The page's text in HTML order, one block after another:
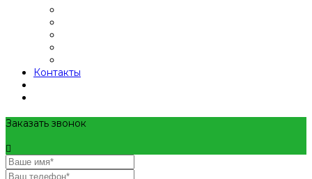
Контакты
Заказать звонок